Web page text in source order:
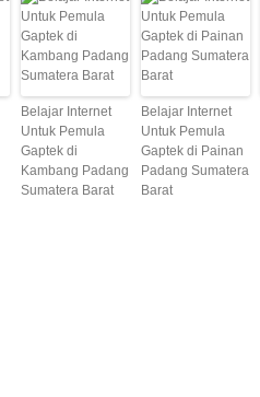
Belajar Internet
Untuk Pemula
Gaptek di
Kambang Padang
Sumatera Barat
Belajar Internet
Untuk Pemula
Gaptek di Painan
Padang Sumatera
Barat